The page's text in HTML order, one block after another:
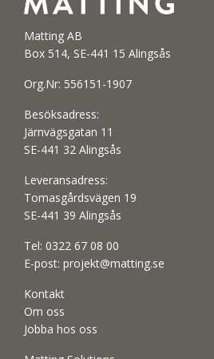
Matting AB
Box 514, SE-441 15 Alingsås
Org.Nr: 556151-1907
Besöksadress:
Järnvägsgatan 11
SE-441 32 Alingsås
Leveransadress:
Tomasgårdsvägen 19
SE-441 39 Alingsås
Tel: 0322 67 08 00
E-post: projekt@matting.se
Kontakt
Om oss
Jobba hos oss